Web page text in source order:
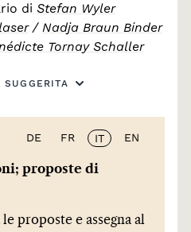
di Stefan Wyler
/ Nadja Braun Binder
Tornay Schaller
DE FR IT EN
proposte di
proposte e assegna al